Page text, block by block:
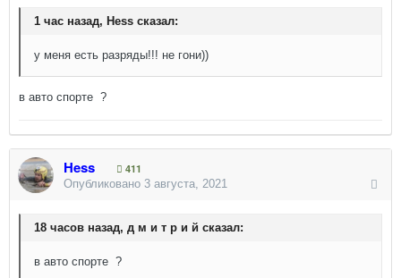
1 час назад, Hess сказал:
у меня есть разряды!!! не гони))
в авто спорте ?
Hess
411
Опубликовано 3 августа, 2021
18 часов назад, д м и т р и й сказал:
в авто спорте ?